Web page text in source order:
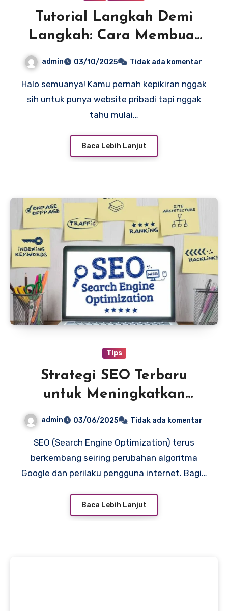
Tutorial Langkah Demi
Langkah: Cara Membuat
admin 03/10/2025 Tidak ada komentar
Halo semuanya! Kamu pernah kepikiran nggak
sih untuk punya website pribadi tapi nggak
tahu mulai…
Baca Lebih Lanjut
Tips
Strategi SEO Terbaru
untuk Meningkatkan
admin 03/06/2025 Tidak ada komentar
SEO (Search Engine Optimization) terus
berkembang seiring perubahan algoritma
Google dan perilaku pengguna internet. Bagi…
Baca Lebih Lanjut